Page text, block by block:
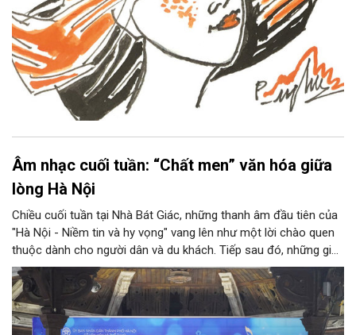
Âm nhạc cuối tuần: “Chất men” văn hóa giữa
lòng Hà Nội
Chiều cuối tuần tại Nhà Bát Giác, những thanh âm đầu tiên của
"Hà Nội - Niềm tin và hy vọng" vang lên như một lời chào quen
thuộc dành cho người dân và du khách. Tiếp sau đó, những giai
điệu jazz kinh điển của thế giới lần lượt cất lên qua phần biểu
diễn của NSƯT Quyền Văn Minh và các nghệ sĩ Bình Minh Jazz
Club, mở ra một không gian âm nhạc giàu cảm xúc ngay giữa
trung tâm Thủ đô.